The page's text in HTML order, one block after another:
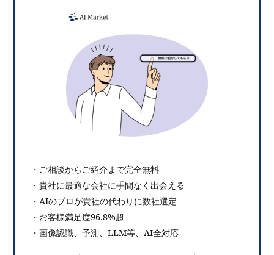
・ご相談からご紹介まで完全無料
・貴社に最適な会社に手間なく出会える
・AIのプロが貴社の代わりに数社選定
・お客様満足度96.8%超
・画像認識、予測、LLM等、AI全対応